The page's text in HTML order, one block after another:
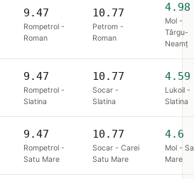
9.47
Rompetrol -
Roman
10.77
Petrom -
Roman
4.98
Mol -
Târgu-
Neamţ
9.47
Rompetrol -
Slatina
10.77
Socar -
Slatina
4.59
Lukoil -
Slatina
9.47
Rompetrol -
Satu Mare
10.77
Socar - Carei
Satu Mare
4.6
Mol -
Mare